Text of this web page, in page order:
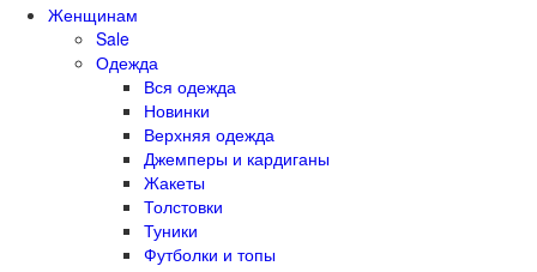
Женщинам
Sale
Одежда
Вся одежда
Новинки
Верхняя одежда
Джемперы и кардиганы
Жакеты
Толстовки
Туники
Футболки и топы